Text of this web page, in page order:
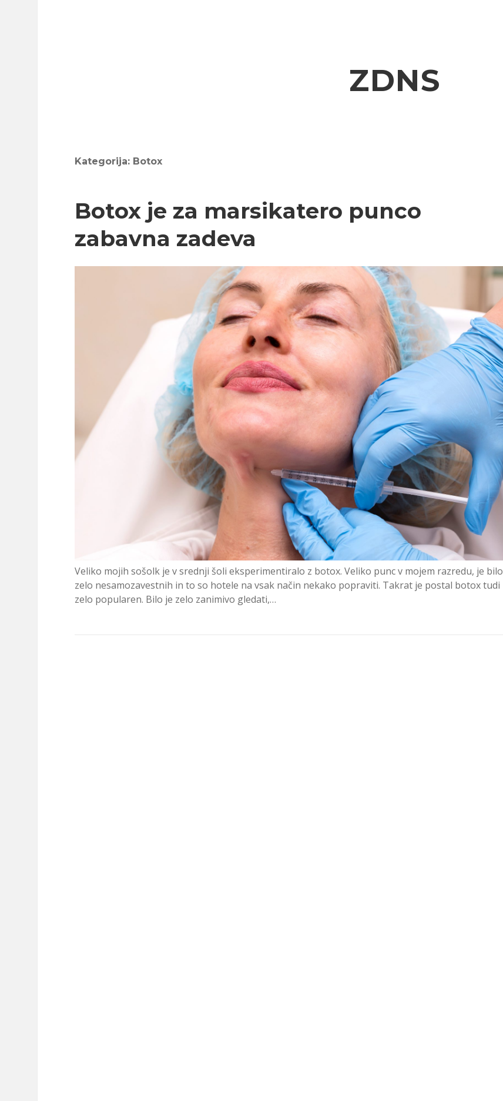
ZDNS
Kategorija: Botox
Botox je za marsikatero punco
zabavna zadeva
Veliko mojih sošolk je v srednji šoli eksperimentiralo z botox. Veliko punc v mojem razredu, je bilo
zelo nesamozavestnih in to so hotele na vsak način nekako popraviti. Takrat je postal botox tudi
zelo popularen. Bilo je zelo zanimivo gledati,…